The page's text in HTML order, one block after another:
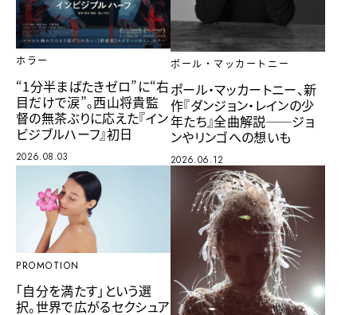
ホラー
“1分半まばたきゼロ”に“右
目だけで涙”。西山将貴監
督の無茶ぶりに応えた『イン
ビジブルハーフ』初日
2026.08.03
ポール・マッカートニー
ポール・マッカートニー、新
作『ダンジョン・レインの少
年たち』全曲解説──ジョ
ンやリンゴへの想いも
2026.06.12
PROMOTION
「自分を満たす」という選
択。世界で広がるセクシュア